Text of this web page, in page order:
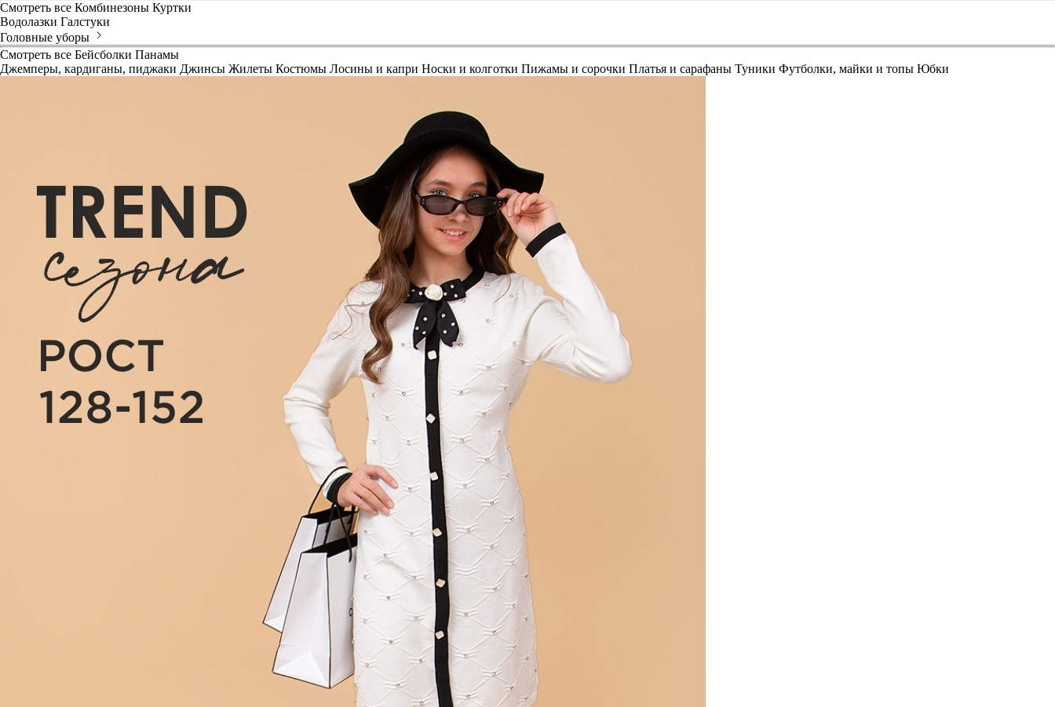
Смотреть все Комбинезоны Куртки
Водолазки Галстуки
Головные уборы
Смотреть все Бейсболки Панамы
Джемперы, кардиганы, пиджаки Джинсы Жилеты Костюмы Лосины и капри Носки и колготки Пижамы и сорочки Платья и сарафаны Туники Футболки, майки и топы Юбки